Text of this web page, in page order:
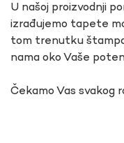
U našoj proizvodnji
izrađujemo tapete
tom trenutku
nama oko Vaše
Čekamo Vas svakog